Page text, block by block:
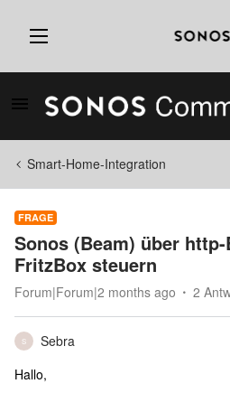
Smart-Home-Integration
FRAGE
Sonos (Beam) über
FritzBox steuern
Forum|Forum|2 months ago 2
S
Sebra
Hallo,